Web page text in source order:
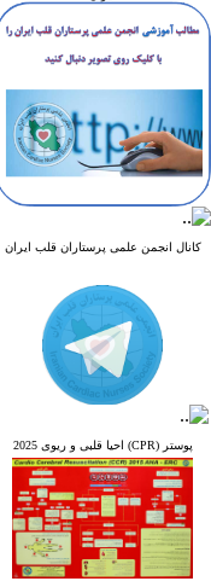
کانال انجمن علمی پرستاران قلب ایران
اطلاعات و اخبار
انجمن علمی پرستاران
قلب ایرانبه کانال
ارتباطی ما بپیوندید.
پوستر (CPR) احیا قلبی و ریوی 2025